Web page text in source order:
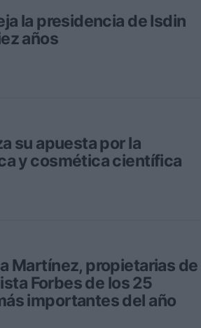
la presidencia de Isdin
años
su apuesta por la
y cosmética científica
Martínez, propietarias de
Forbes de los 25
importantes del año